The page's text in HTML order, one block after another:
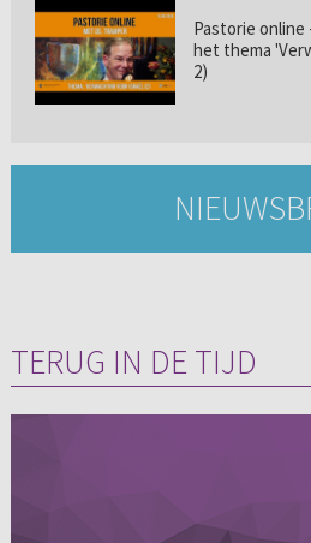
Pastorie online
het thema
2)
TERUG IN DE TIJD